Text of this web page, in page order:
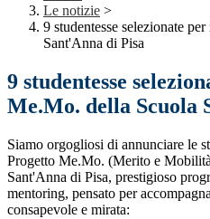
Le notizie >
9 studentesse selezionate
Sant'Anna di Pisa
9 studentesse
Me.Mo. della Scuola
Siamo orgogliosi di annunciare le
Progetto Me.Mo. (Merito e
Sant'Anna di Pisa, prestigioso
mentoring, pensato per
consapevole e mirata: